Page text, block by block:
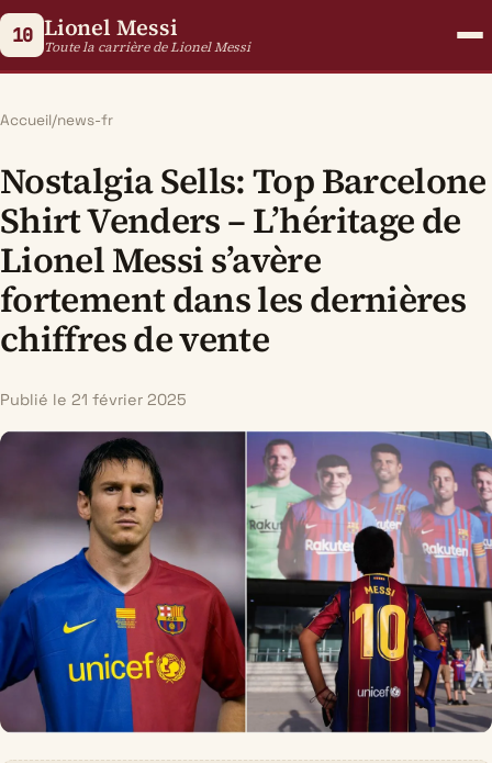
10 Lionel Messi
Toute la carrière de Lionel Messi
Accueil/news-fr
Nostalgia Sells: Top Barcelone
Shirt Venders – L’héritage de
Lionel Messi s’avère
fortement dans les dernières
chiffres de vente
Publié le 21 février 2025